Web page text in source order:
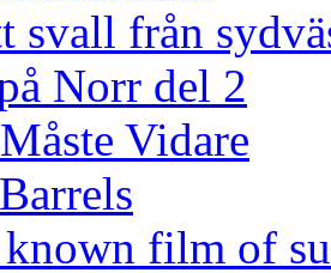
svall från
Norr del 2
Vidare
known film of